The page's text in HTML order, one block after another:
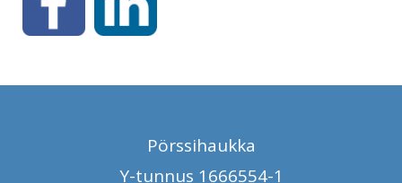
Pörssihaukka
Y-tunnus 1666554-1